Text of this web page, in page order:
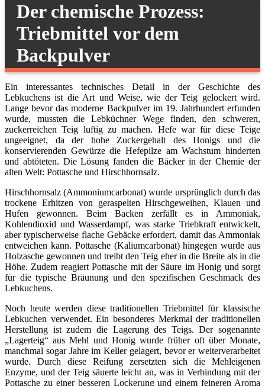
Der chemische Prozess:
Triebmittel vor dem
Backpulver
Ein interessantes technisches Detail in der Geschichte des
Lebkuchens ist die Art und Weise, wie der Teig gelockert wird.
Lange bevor das moderne Backpulver im 19. Jahrhundert erfunden
wurde, mussten die Lebküchner Wege finden, den schweren,
zuckerreichen Teig luftig zu machen. Hefe war für diese Teige
ungeeignet, da der hohe Zuckergehalt des Honigs und die
konservierenden Gewürze die Hefepilze am Wachstum hinderten
und abtöteten. Die Lösung fanden die Bäcker in der Chemie der
alten Welt: Pottasche und Hirschhornsalz.
Hirschhornsalz (Ammoniumcarbonat) wurde ursprünglich durch das
trockene Erhitzen von geraspelten Hirschgeweihen, Klauen und
Hufen gewonnen. Beim Backen zerfällt es in Ammoniak,
Kohlendioxid und Wasserdampf, was starke Triebkraft entwickelt,
aber typischerweise flache Gebäcke erfordert, damit das Ammoniak
entweichen kann. Pottasche (Kaliumcarbonat) hingegen wurde aus
Holzasche gewonnen und treibt den Teig eher in die Breite als in die
Höhe. Zudem reagiert Pottasche mit der Säure im Honig und sorgt
für die typische Bräunung und den spezifischen Geschmack des
Lebkuchens.
Noch heute werden diese traditionellen Triebmittel für klassische
Lebkuchen verwendet. Ein besonderes Merkmal der traditionellen
Herstellung ist zudem die Lagerung des Teigs. Der sogenannte
„Lagerteig“ aus Mehl und Honig wurde früher oft über Monate,
manchmal sogar Jahre im Keller gelagert, bevor er weiterverarbeitet
wurde. Durch diese Reifung zersetzten sich die Mehleigenen
Enzyme, und der Teig säuerte leicht an, was in Verbindung mit der
Pottasche zu einer besseren Lockerung und einem feineren Aroma